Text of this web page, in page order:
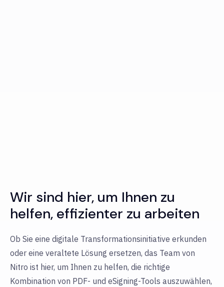
Wir sind hier, um Ihnen zu
helfen, effizienter zu arbeiten
Ob Sie eine digitale Transformationsinitiative erkunden
oder eine veraltete Lösung ersetzen, das Team von
Nitro ist hier, um Ihnen zu helfen, die richtige
Kombination von PDF- und eSigning-Tools auszuwählen,